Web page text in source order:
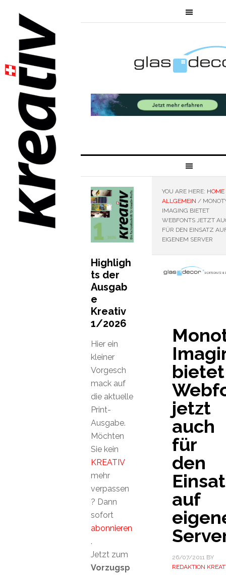
YOU ARE HERE: HOME
ALLGEMEIN /
IMAGING BIETET
WEBFONTS JETZT
FÜR DEN EINSATZ
EIGENEM SERVER
bietet
jetzt
auch
für
den
auf
26/07/2011BY
REDAKTION
Highligh
ts der
Ausgab
e
Kreativ
1/2026
Hier ein
kleiner
Vorgesch
mack auf
die aktuelle
Print-
Ausgabe.
Möchten
Sie kein
KREATIV
mehr
verpassen
? Dann
sofort
abonnieren
.
Jetzt zum
Vorzugsp